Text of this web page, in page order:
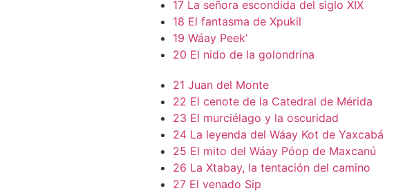
17 La señora escondida del siglo XIX
18 El fantasma de Xpukil
19 Wáay Peek’
20 El nido de la golondrina
21 Juan del Monte
22 El cenote de la Catedral de Mérida
23 El murciélago y la oscuridad
24 La leyenda del Wáay Kot de Yaxcabá
25 El mito del Wáay Póop de Maxcanú
26 La Xtabay, la tentación del camino
27 El venado Sip